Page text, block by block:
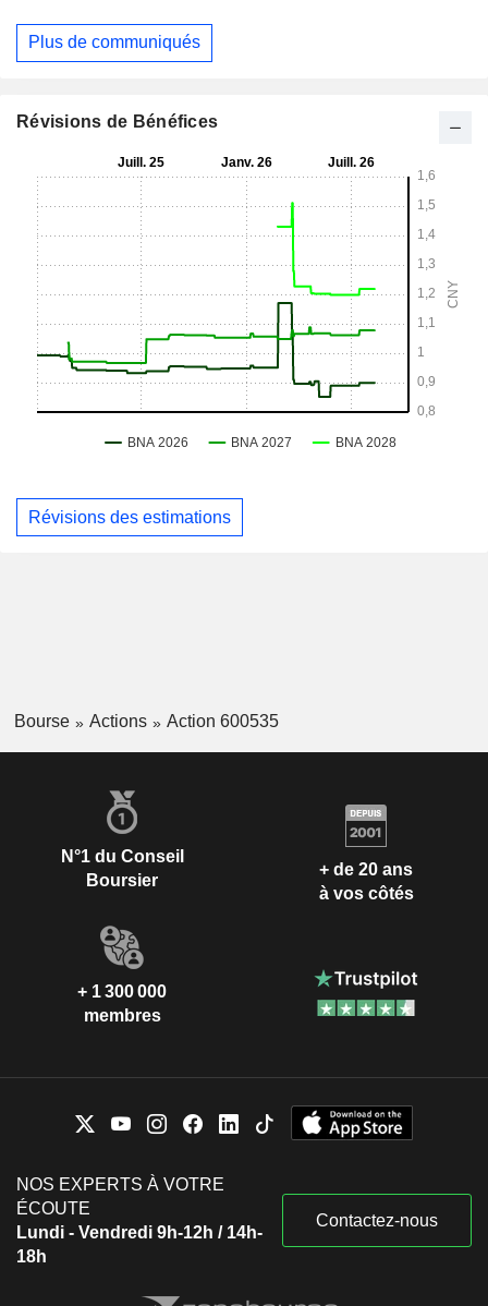
Plus de communiqués
Révisions de Bénéfices
Révisions des estimations
Bourse Actions Action 600535
N°1 du Conseil
Boursier
+ de 20 ans
à vos côtés
+ 1 300 000
membres
NOS EXPERTS À VOTRE
ÉCOUTE
Lundi - Vendredi 9h-12h / 14h-
18h
Contactez-nous